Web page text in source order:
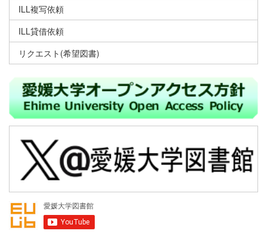
ILL複写依頼
ILL貸借依頼
リクエスト(希望図書)